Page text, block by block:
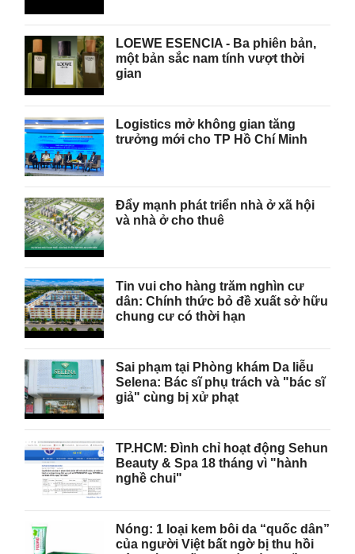
LOEWE ESENCIA - Ba phiên bản,
một bản sắc nam tính vượt thời
gian
Logistics mở không gian tăng
trưởng mới cho TP Hồ Chí Minh
Đẩy mạnh phát triển nhà ở xã hội
và nhà ở cho thuê
Tin vui cho hàng trăm nghìn cư
dân: Chính thức bỏ đề xuất sở hữu
chung cư có thời hạn
Sai phạm tại Phòng khám Da liễu
Selena: Bác sĩ phụ trách và "bác sĩ
giả" cùng bị xử phạt
TP.HCM: Đình chỉ hoạt động Sehun
Beauty & Spa 18 tháng vì "hành
nghề chui"
Nóng: 1 loại kem bôi da “quốc dân”
của người Việt bất ngờ bị thu hồi